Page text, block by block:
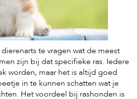
te vragen wat de meest
zijn bij dat specifieke ras. Iedere
worden, maar het is altijd goed
in te kunnen schatten wat je
Het voordeel bij rashonden is